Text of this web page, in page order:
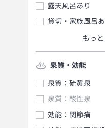
露天風呂あり
貸切・家族風呂あ
もっ
泉質・効能
泉質：硫黄泉
泉質：酸性泉
効能：関節痛